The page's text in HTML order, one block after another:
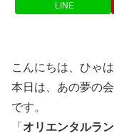
LINE
こんにちは、ひゃ
本日は、あの夢の
です。
「 オリエンタルラン